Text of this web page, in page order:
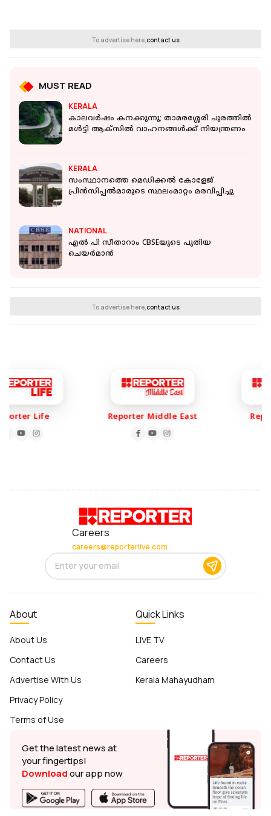
To advertise here,contact us
MUST READ
KERALA
കാലവര്‍ഷം കനക്കുന്നു; താമരശ്ശേരി ചുരത്തില്‍
മള്‍ട്ടി ആക്‌സില്‍ വാഹനങ്ങള്‍ക്ക് നിയന്ത്രണം
KERALA
സംസ്ഥാനത്തെ മെഡിക്കൽ കോളേജ്
പ്രിന്‍സിപ്പല്‍മാരുടെ സ്ഥലംമാറ്റം മരവിപ്പിച്ചു
NATIONAL
എൽ പി സീതാറാം CBSEയുടെ പുതിയ
ചെയർമാൻ
To advertise here,contact us
Life Reporter Middle East
Careers
careers@reporterlive.com
About
About Us
Contact Us
Advertise With Us
Privacy Policy
Terms of Use
Quick Links
LIVE TV
Careers
Kerala Mahayudham
Get the latest news at
your fingertips!
Downloadour app now